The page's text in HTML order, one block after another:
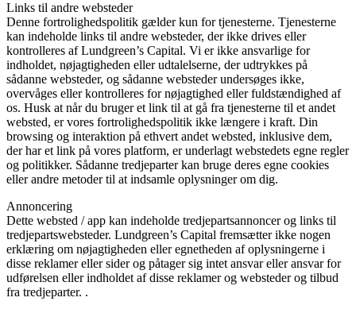
Links til andre websteder
Denne fortrolighedspolitik gælder kun for tjenesterne. Tjenesterne
kan indeholde links til andre websteder, der ikke drives eller
kontrolleres af Lundgreen’s Capital. Vi er ikke ansvarlige for
indholdet, nøjagtigheden eller udtalelserne, der udtrykkes på
sådanne websteder, og sådanne websteder undersøges ikke,
overvåges eller kontrolleres for nøjagtighed eller fuldstændighed af
os. Husk at når du bruger et link til at gå fra tjenesterne til et andet
websted, er vores fortrolighedspolitik ikke længere i kraft. Din
browsing og interaktion på ethvert andet websted, inklusive dem,
der har et link på vores platform, er underlagt webstedets egne regler
og politikker. Sådanne tredjeparter kan bruge deres egne cookies
eller andre metoder til at indsamle oplysninger om dig.
Annoncering
Dette websted / app kan indeholde tredjepartsannoncer og links til
tredjepartswebsteder. Lundgreen’s Capital fremsætter ikke nogen
erklæring om nøjagtigheden eller egnetheden af ​​oplysningerne i
disse reklamer eller sider og påtager sig intet ansvar eller ansvar for
udførelsen eller indholdet af disse reklamer og websteder og tilbud
fra tredjeparter. .